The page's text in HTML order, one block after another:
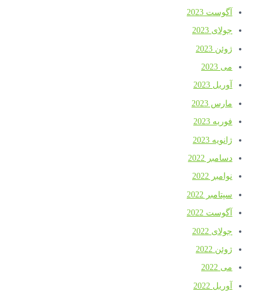
آگوست 2023
جولای 2023
ژوئن 2023
می 2023
آوریل 2023
مارس 2023
فوریه 2023
ژانویه 2023
دسامبر 2022
نوامبر 2022
سپتامبر 2022
آگوست 2022
جولای 2022
ژوئن 2022
می 2022
آوریل 2022